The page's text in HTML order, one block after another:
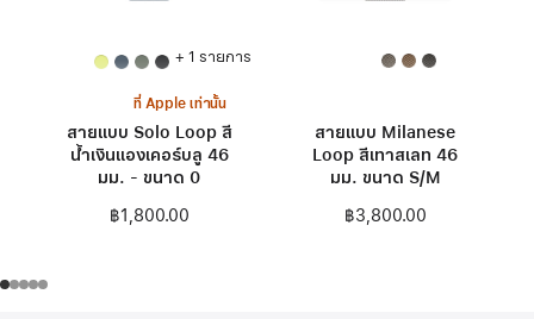
+ 1 รายการ
ที่ Apple เท่านั้น
สายแบบ Solo Loop สี
น้ำเงินแองเคอร์บลู 46
มม. - ขนาด 0
฿1,800.00
สายแบบ Milanese
Loop สีเทาสเลท 46
มม. ขนาด S/M
฿3,800.00